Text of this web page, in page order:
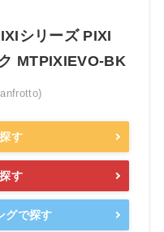
シリーズ PIXI
MTPIXIEVO-BK
す
す
グで探す